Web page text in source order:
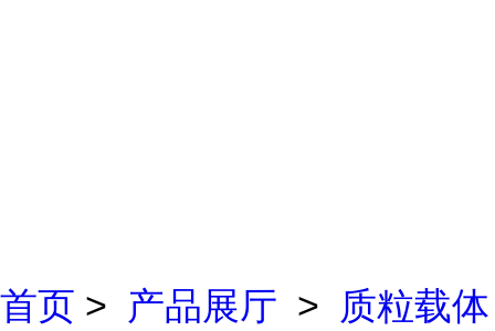
首页 > 产品展厅 >
质粒载体